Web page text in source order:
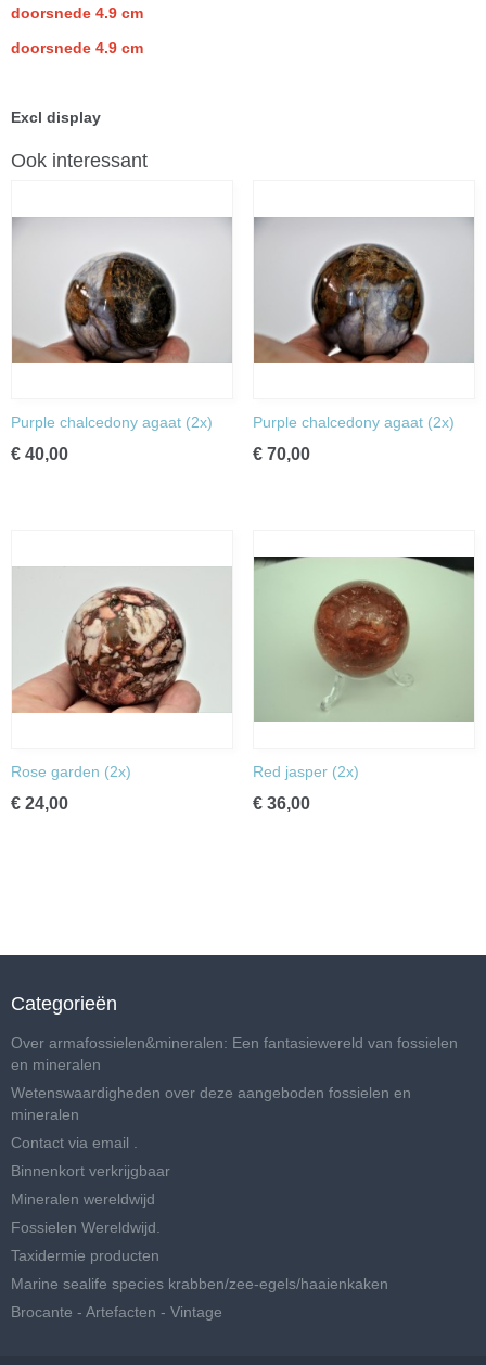
doorsnede 4.9 cm
doorsnede 4.9 cm
Excl display
Ook interessant
Purple chalcedony agaat (2x)
€ 40,00
Purple chalcedony agaat (2x)
€ 70,00
Rose garden (2x)
€ 24,00
Red jasper (2x)
€ 36,00
Categorieën
Over armafossielen&mineralen: Een fantasiewereld van fossielen
en mineralen
Wetenswaardigheden over deze aangeboden fossielen en
mineralen
Contact via email .
Binnenkort verkrijgbaar
Mineralen wereldwijd
Fossielen Wereldwijd.
Taxidermie producten
Marine sealife species krabben/zee-egels/haaienkaken
Brocante - Artefacten - Vintage